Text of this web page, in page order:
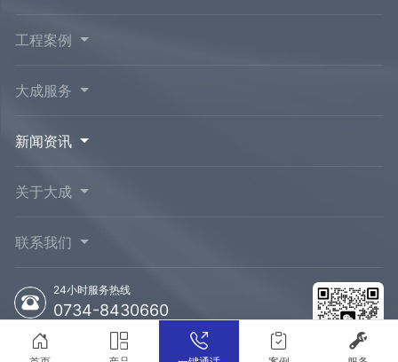
工程案例
大成服务
新闻资讯
关于大成
联系我们
24小时服务热线
0734-8430660